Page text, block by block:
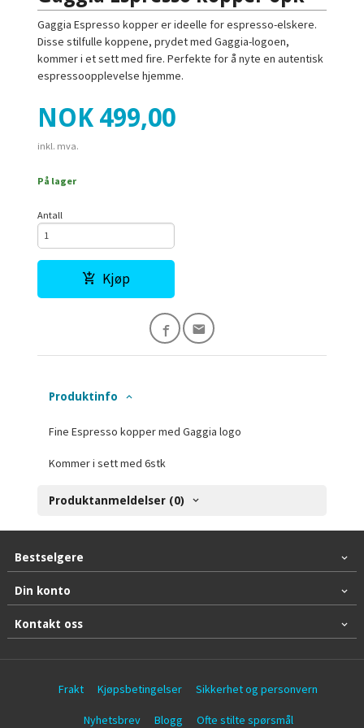
Gaggia Espresso kopper er ideelle for espresso-elskere.
Disse stilfulle koppene, prydet med Gaggia-logoen,
kommer i et sett med fire. Perfekte for å nyte en autentisk
espressoopplevelse hjemme.
Pris
NOK 499,00
inkl. mva.
På lager
Antall
Kjøp
Produktinfo
Fine Espresso kopper med Gaggia logo
Kommer i sett med 6stk
Produktanmeldelser (0)
Bestselgere
Din konto
Kontakt oss
Frakt Kjøpsbetingelser Sikkerhet og personvern
Nyhetsbrev Blogg Ofte stilte spørsmål